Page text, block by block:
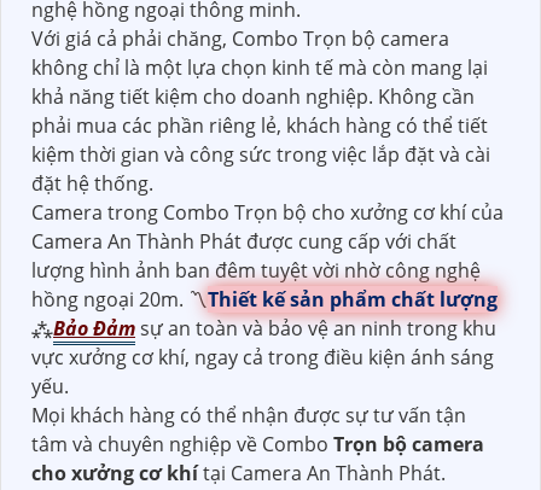
nghệ hồng ngoại thông minh.
Với giá cả phải chăng, Combo Trọn bộ camera
không chỉ là một lựa chọn kinh tế mà còn mang lại
khả năng tiết kiệm cho doanh nghiệp. Không cần
phải mua các phần riêng lẻ, khách hàng có thể tiết
kiệm thời gian và công sức trong việc lắp đặt và cài
đặt hệ thống.
Camera trong Combo Trọn bộ cho xưởng cơ khí của
Camera An Thành Phát được cung cấp với chất
lượng hình ảnh ban đêm tuyệt vời nhờ công nghệ
hồng ngoại 20m. 〽Thiết kế sản phẩm chất lượng
⁂Bảo Đảmsự an toàn và bảo vệ an ninh trong khu
vực xưởng cơ khí, ngay cả trong điều kiện ánh sáng
yếu.
Mọi khách hàng có thể nhận được sự tư vấn tận
tâm và chuyên nghiệp về Combo Trọn bộ camera
cho xưởng cơ khítại Camera An Thành Phát.